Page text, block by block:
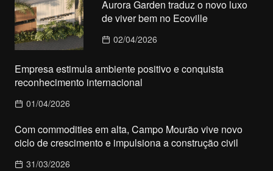
Aurora Garden traduz o novo luxo
de viver bem no Ecoville
02/04/2026
Empresa estimula ambiente positivo e conquista
reconhecimento internacional
01/04/2026
Com commodities em alta, Campo Mourão vive novo
ciclo de crescimento e impulsiona a construção civil
31/03/2026